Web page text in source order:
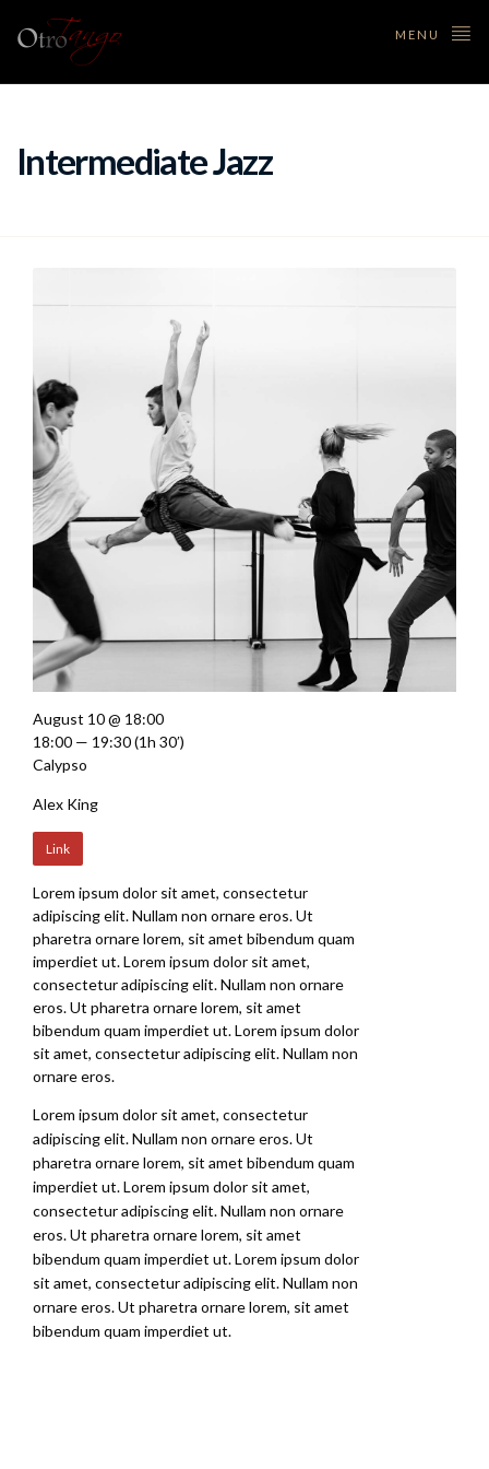
MENU
Intermediate Jazz
Lorem ipsum dolor sit amet, consectetur
adipiscing elit. Nullam non ornare eros. Ut
pharetra ornare lorem, sit amet bibendum quam
imperdiet ut. Lorem ipsum dolor sit amet,
consectetur adipiscing elit. Nullam non ornare
eros. Ut pharetra ornare lorem, sit amet
bibendum quam imperdiet ut. Lorem ipsum dolor
sit amet, consectetur adipiscing elit. Nullam non
ornare eros.
Lorem ipsum dolor sit amet, consectetur
adipiscing elit. Nullam non ornare eros. Ut
pharetra ornare lorem, sit amet bibendum quam
imperdiet ut. Lorem ipsum dolor sit amet,
consectetur adipiscing elit. Nullam non ornare
eros. Ut pharetra ornare lorem, sit amet
bibendum quam imperdiet ut. Lorem ipsum dolor
sit amet, consectetur adipiscing elit. Nullam non
ornare eros. Ut pharetra ornare lorem, sit amet
bibendum quam imperdiet ut.
August 10 @ 18:00
18:00 — 19:30(1h 30′)
Calypso
Alex King
Link